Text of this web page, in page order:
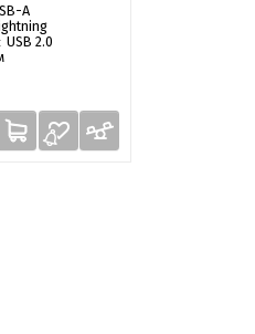
A
USB 2.0